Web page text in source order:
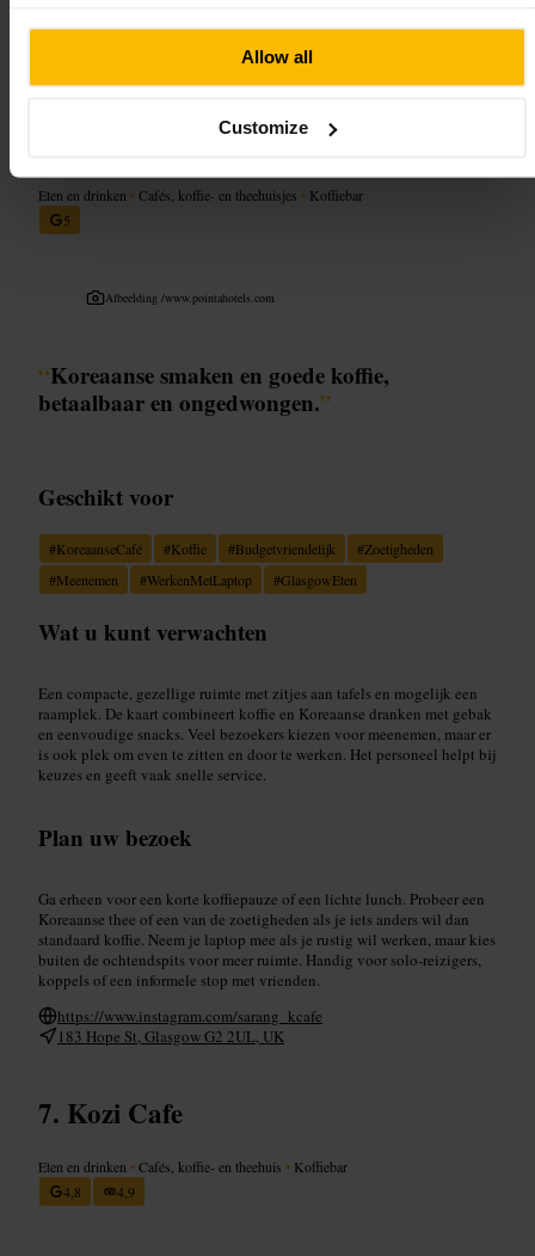
Allow all
Customize
93 W Nile St, Glasgow G1 2SH, UK
Sarang Korean Cafe
Eten en drinken •Cafés, koffie- en theehuisjes • Koffiebar
5
Afbeelding /www.pointahotels.com
“Koreaanse smaken en goede koffie,
betaalbaar en ongedwongen.”
Geschikt voor
#KoreaanseCafé #Koffie #Budgetvriendelijk #Zoetigheden
#Meenemen #WerkenMetLaptop #GlasgowEten
Wat u kunt verwachten
Een compacte, gezellige ruimte met zitjes aan tafels en mogelijk een
raamplek. De kaart combineert koffie en Koreaanse dranken met gebak
en eenvoudige snacks. Veel bezoekers kiezen voor meenemen, maar er
is ook plek om even te zitten en door te werken. Het personeel helpt bij
keuzes en geeft vaak snelle service.
Plan uw bezoek
Ga erheen voor een korte koffiepauze of een lichte lunch. Probeer een
Koreaanse thee of een van de zoetigheden als je iets anders wil dan
standaard koffie. Neem je laptop mee als je rustig wil werken, maar kies
buiten de ochtendspits voor meer ruimte. Handig voor solo-reizigers,
koppels of een informele stop met vrienden.
https://www.instagram.com/sarang_kcafe
183 Hope St, Glasgow G2 2UL, UK
Kozi Cafe
Eten en drinken •Cafés, koffie- en theehuis • Koffiebar
4,8
4,9